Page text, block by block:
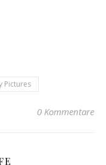
Pictures
0 Kommentare